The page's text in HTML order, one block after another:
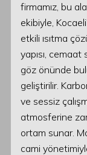
firmamız, bu
ekibiyle,
etkili ısıtma
yapısı, cemaat
göz önünde
geliştirilir.
ve sessiz
atmosferine
ortam sunar.
cami